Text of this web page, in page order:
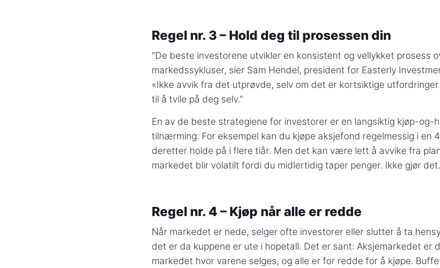
Regel nr. 3 – Hold deg til prosessen din
“De beste investorene utvikler en konsistent og vellykket prosess
markedssykluser, sier Sam Hendel, president for Easterly
«Ikke avvik fra det utprøvde, selv om det er kortsiktige
til å tvile på deg selv.”
En av de beste strategiene for investorer er en langsiktig kjøp-og-
tilnærming. For eksempel kan du kjøpe aksjefond regelmessig i en
deretter holde på i flere tiår. Men det kan være lett å avvike fra
markedet blir volatilt fordi du midlertidig taper penger. Ikke gjør det.
Regel nr. 4 – Kjøp når alle er redde
Når markedet er nede, selger ofte investorer eller slutter å ta
det er da kuppene er ute i hopetall. Det er sant: Aksjemarkedet er
markedet hvor varene selges, og alle er for redde for å kjøpe.